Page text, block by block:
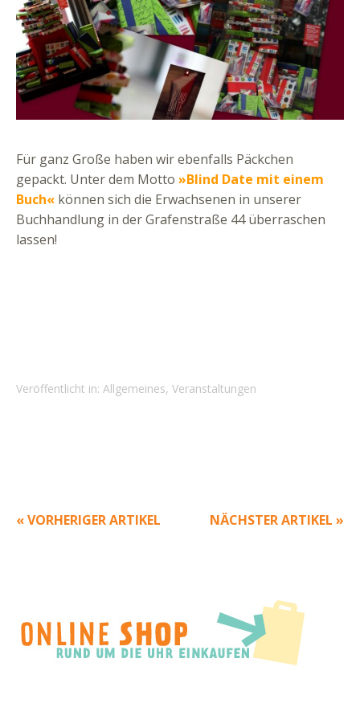
Für ganz Große haben wir ebenfalls Päckchen
gepackt. Unter dem Motto »Blind Date mit einem
Buch« können sich die Erwachsenen in unserer
Buchhandlung in der Grafenstraße 44 überraschen
lassen!
Veröffentlicht in: Allgemeines, Veranstaltungen
NÄCHSTER ARTIKEL »
« VORHERIGER ARTIKEL